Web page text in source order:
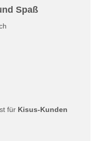
Spaß
für Kisus-Kunden